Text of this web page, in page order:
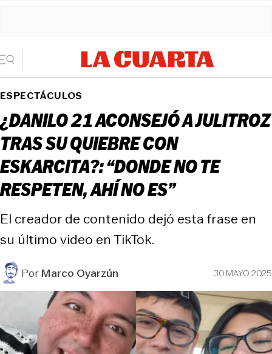
ESPECTÁCULOS
¿DANILO 21 ACONSEJÓ A JULITROZ
TRAS SU QUIEBRE CON
ESKARCITA?: “DONDE NO TE
RESPETEN, AHÍ NO ES”
El creador de contenido dejó esta frase en
su último video en TikTok.
PorMarco Oyarzún 30 MAYO 2025